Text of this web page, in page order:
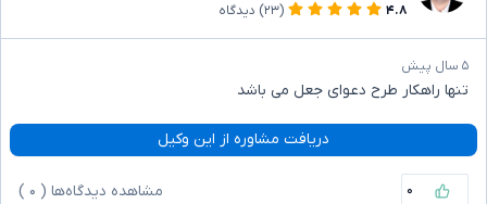
۴.۸
(۲۳) دیدگاه
۵ سال پیش
تنها راهکار طرح دعوای جعل می باشد
دریافت مشاوره از این وکیل
۰ مشاهده دیدگاه‌ها ( ۰